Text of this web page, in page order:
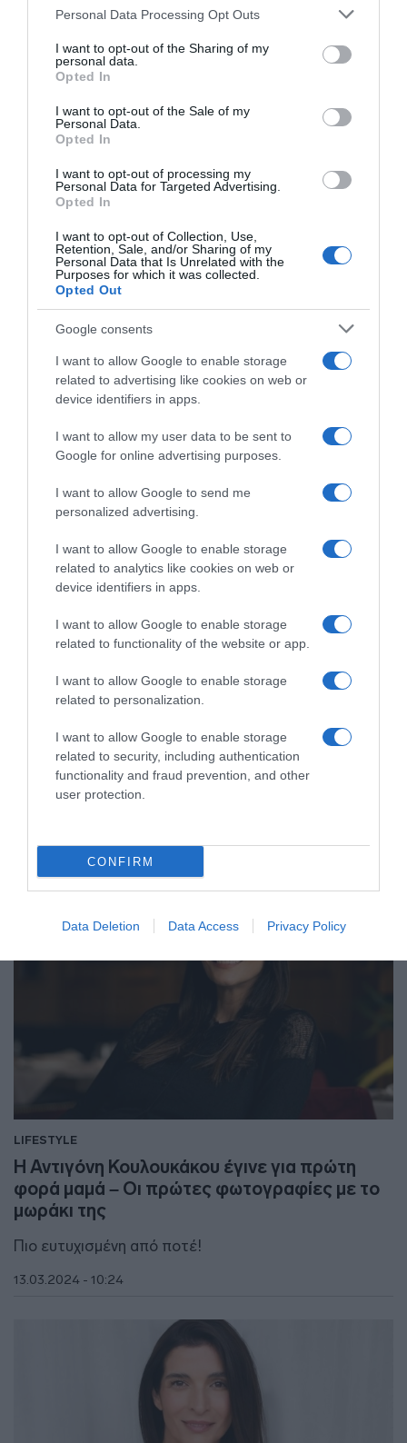
Please note that this website/app uses one or more Google
not limited to your visit or usage behaviour. You may click to
grant or deny consent to Google and its third-party tags to
use your data for below specified purposes in below Google
consent section.
Personal Data Processing Opt Outs
I want to opt-out of the Sharing of my
personal data.
Opted In
I want to opt-out of the Sale of my
Personal Data.
Opted In
I want to opt-out of processing my
Personal Data for Targeted Advertising.
Opted In
I want to opt-out of Collection, Use,
Retention, Sale, and/or Sharing of my
Personal Data that Is Unrelated with the
Purposes for which it was collected.
Opted Out
Google consents
I want to allow Google to enable storage
related to advertising like cookies on web or
device identifiers in apps.
I want to allow my user data to be sent to
Google for online advertising purposes.
I want to allow Google to send me
personalized advertising.
I want to allow Google to enable storage
related to analytics like cookies on web or
device identifiers in apps.
I want to allow Google to enable storage
related to functionality of the website or app.
I want to allow Google to enable storage
related to personalization.
I want to allow Google to enable storage
related to security, including authentication
functionality and fraud prevention, and other
user protection.
CONFIRM
Data Deletion Data Access Privacy Policy
LIFESTYLE
Αντιγόνη Κουλουκάκου – Το βιογραφικό της
ηθοποιού
05.09.2024 - 15:09
LIFESTYLE
φωτογραφία του συντρόφου της αγκαλιά με
τον γιο τους
Έγινε για πρώτη φορά μαμά!
LIFESTYLE
Η Αντιγόνη Κουλουκάκου έγινε για πρώτη
φορά μαμά – Οι πρώτες φωτογραφίες με το
μωράκι της
Πιο ευτυχισμένη από ποτέ!
13.03.2024 - 10:24